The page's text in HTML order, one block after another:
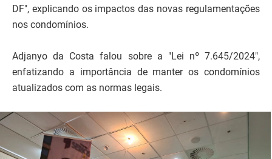
DF", explicando os impactos das novas regulamentações
nos condomínios.
Adjanyo da Costa falou sobre a "Lei nº 7.645/2024",
enfatizando a importância de manter os condomínios
atualizados com as normas legais.